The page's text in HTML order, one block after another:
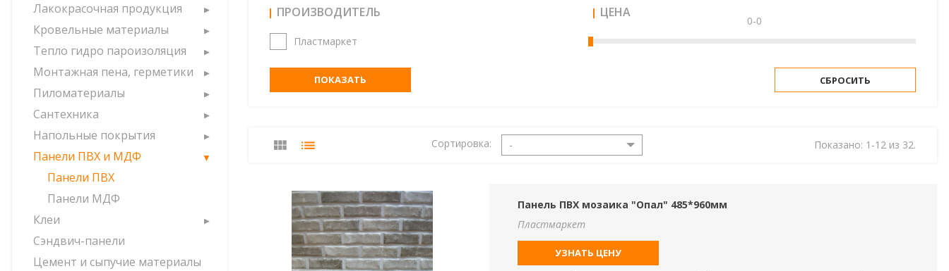
Лакокрасочная продукция
Кровельные материалы
Тепло гидро пароизоляция
Монтажная пена, герметики
Пиломатериалы
Сантехника
Напольные покрытия
Панели ПВХ и МДФ
Панели ПВХ
Панели МДФ
Клеи
Сэндвич-панели
Цемент и сыпучие материалы
ПРОИЗВОДИТЕЛЬ
Пластмаркет
ЦЕНА
0-0
ПОКАЗАТЬ СБРОСИТЬ
Сортировка: - Показано: 1-12 из 32.
Панель ПВХ мозаика "Опал" 485*960мм
Пластмаркет
УЗНАТЬ ЦЕНУ